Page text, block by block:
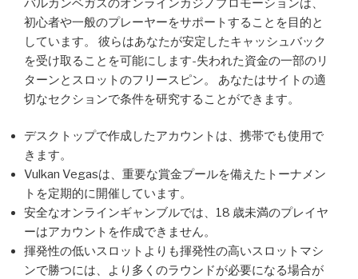
バルカンベガスのオンラインカジノプロモーションは、
初心者や一般のプレーヤーをサポートすることを目的と
しています。 彼らはあなたが安定したキャッシュバック
を受け取ることを可能にします-失われた資金の一部のリ
ターンとスロットのフリースピン。 あなたはサイトの適
切なセクションで条件を研究することができます。
デスクトップで作成したアカウントは、携帯でも使用で
きます。
Vulkan Vegasは、重要な賞金プールを備えたトーナメン
トを定期的に開催しています。
安全なオンラインギャンブルでは、18 歳未満のプレイヤ
ーはアカウントを作成できません。
揮発性の低いスロットよりも揮発性の高いスロットマシ
ンで勝つには、より多くのラウンドが必要になる場合が